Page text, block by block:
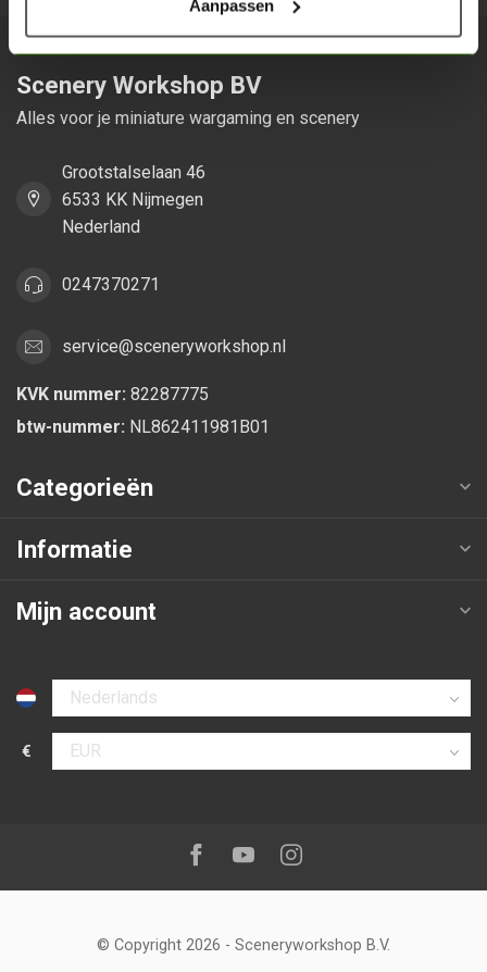
Aanpassen
Scenery Workshop BV
Alles voor je miniature wargaming en scenery
Grootstalselaan 46
6533 KK Nijmegen
Nederland
0247370271
service@sceneryworkshop.nl
KVK nummer: 82287775
btw-nummer: NL862411981B01
Categorieën
Informatie
Mijn account
Selecteer taal
€
Selecteer valuta
Volg ons op:Facebook
YoutubeInstagram
© Copyright 2026 - Sceneryworkshop B.V.